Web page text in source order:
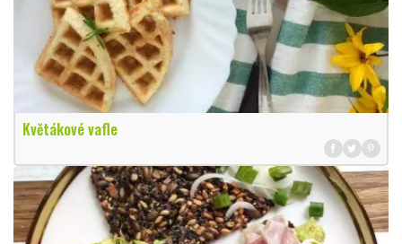
Květákové vafle